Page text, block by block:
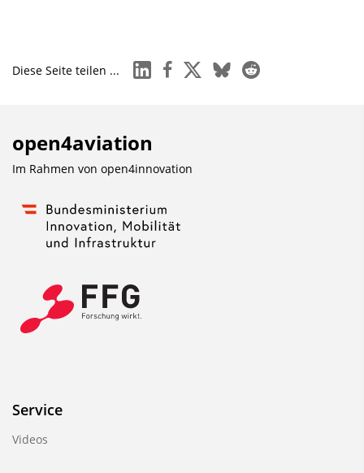
Diese Seite teilen ... linkedinfacebook
x blueskyreddit
open4aviation
Im Rahmen von open4innovation
Service
Videos